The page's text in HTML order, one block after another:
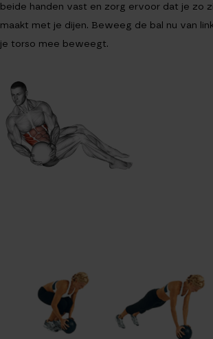
beide handen vast en zorg ervoor dat je zo
maakt met je dijen. Beweeg de bal nu van
je torso mee beweegt.